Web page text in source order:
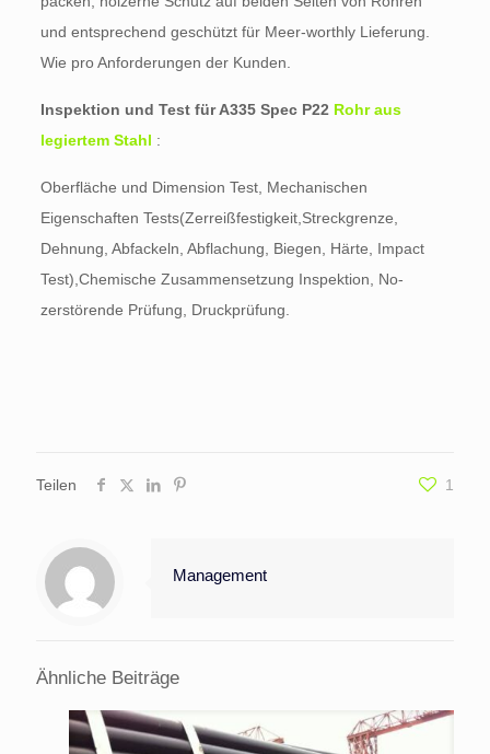
und entsprechend geschützt für Meer-worthly Lieferung.
Wie pro Anforderungen der Kunden.
Inspektion und Test für A335 Spec P22 Rohr aus
legiertem Stahl :
Oberfläche und Dimension Test, Mechanischen
Eigenschaften Tests(Zerreißfestigkeit,Streckgrenze,
Dehnung, Abfackeln, Abflachung, Biegen, Härte, Impact
Test),Chemische Zusammensetzung Inspektion, No-
zerstörende Prüfung, Druckprüfung.
Teilen 1
Management
Ähnliche Beiträge